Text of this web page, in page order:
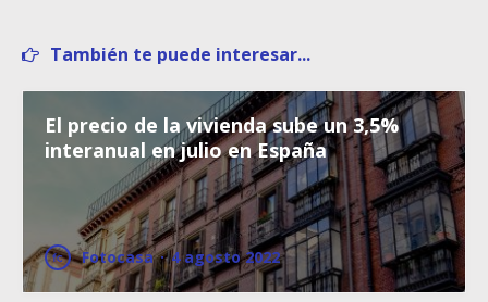
También te puede interesar...
El precio de la vivienda sube un 3,5%
interanual en julio en España
Fotocasa · 4 agosto 2022